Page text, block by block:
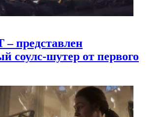
– представлен
соулс-шутер от первого